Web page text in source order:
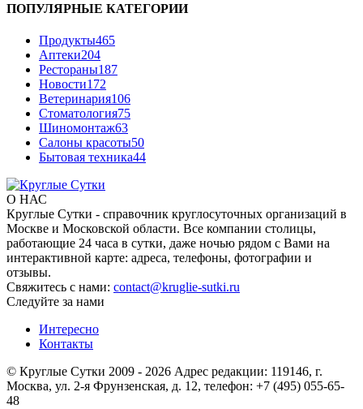
ПОПУЛЯРНЫЕ КАТЕГОРИИ
Продукты465
Аптеки204
Рестораны187
Новости172
Ветеринария106
Стоматология75
Шиномонтаж63
Салоны красоты50
Бытовая техника44
О НАС
Круглые Сутки - справочник круглосуточных организаций в
Москве и Московской области. Все компании столицы,
работающие 24 часа в сутки, даже ночью рядом с Вами на
интерактивной карте: адреса, телефоны, фотографии и
отзывы.
Свяжитесь с нами: contact@kruglie-sutki.ru
Следуйте за нами
Интересно
Контакты
© Круглые Сутки 2009 - 2026 Адрес редакции: 119146, г.
Москва, ул. 2-я Фрунзенская, д. 12, телефон: +7 (495) 055-65-
48